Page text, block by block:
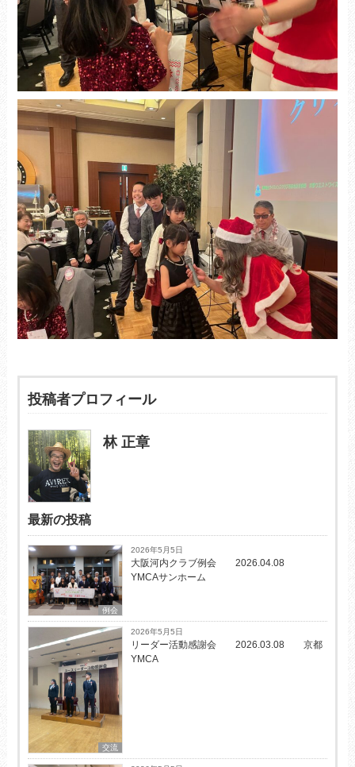
投稿者プロフィール
林 正章
最新の投稿
例会
2026年5月5日
大阪河内クラブ例会 2026.04.08
YMCAサンホーム
交流
2026年5月5日
リーダー活動感謝会 2026.03.08 京都
YMCA